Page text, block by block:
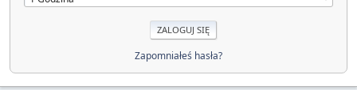
Zapomniałeś hasła?